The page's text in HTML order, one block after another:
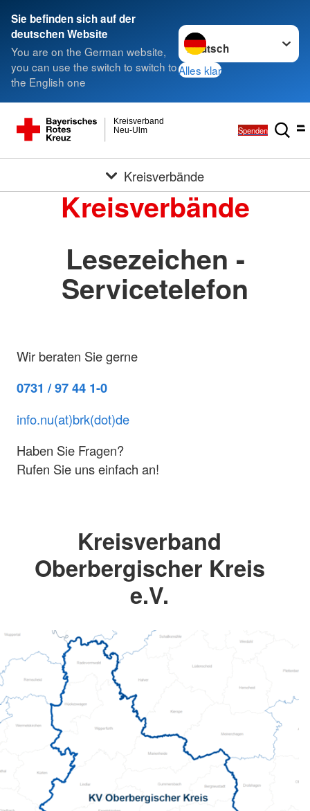
Sie befinden sich auf der
deutschen Website
You are on the German website,
you can use the switch to switch to
the English one
Sprache wechseln zu
Alles klar
Neu-Ulm
Kreisverband
Spenden
Kreisverbände
Kreisverbände
Lesezeichen -
Servicetelefon
Wir beraten Sie gerne
0731 / 97 44 1-0
info.nu(at)brk(dot)de
Haben Sie Fragen?
Rufen Sie uns einfach an!
Kreisverband
Oberbergischer Kreis
e.V.